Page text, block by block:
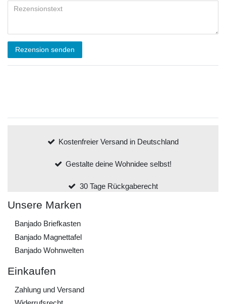
Rezension senden
Kostenfreier Versand in Deutschland
Gestalte deine Wohnidee selbst!
30 Tage Rückgaberecht
Unsere Marken
Banjado Briefkasten
Banjado Magnettafel
Banjado Wohnwelten
Einkaufen
Zahlung und Versand